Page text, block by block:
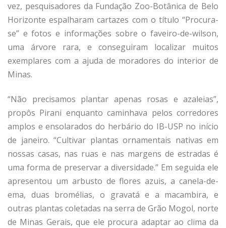
vez, pesquisadores da Fundação Zoo-Botânica de Belo
Horizonte espalharam cartazes com o título “Procura-
se” e fotos e informações sobre o faveiro-de-wilson,
uma árvore rara, e conseguiram localizar muitos
exemplares com a ajuda de moradores do interior de
Minas.
“Não precisamos plantar apenas rosas e azaleias”,
propôs Pirani enquanto caminhava pelos corredores
amplos e ensolarados do herbário do IB-USP no início
de janeiro. “Cultivar plantas ornamentais nativas em
nossas casas, nas ruas e nas margens de estradas é
uma forma de preservar a diversidade.” Em seguida ele
apresentou um arbusto de flores azuis, a canela-de-
ema, duas bromélias, o gravatá e a macambira, e
outras plantas coletadas na serra de Grão Mogol, norte
de Minas Gerais, que ele procura adaptar ao clima da